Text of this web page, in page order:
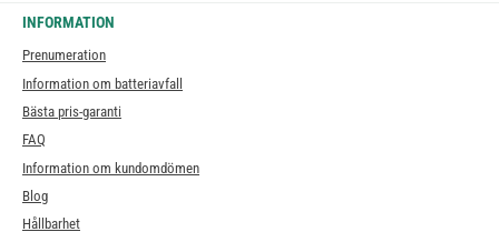
INFORMATION
Prenumeration
Information om batteriavfall
Bästa pris-garanti
FAQ
Information om kundomdömen
Blog
Hållbarhet